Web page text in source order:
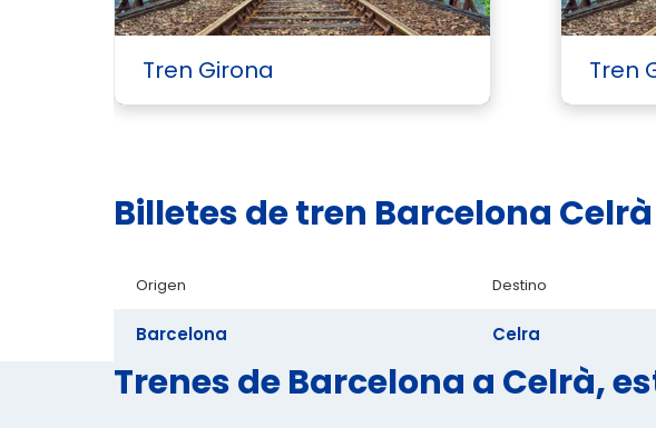
Tren Girona Tren
Billetes de tren Barcelona
Origen Destino
Barcelona Celra
Trenes de Barcelona a Celrà,